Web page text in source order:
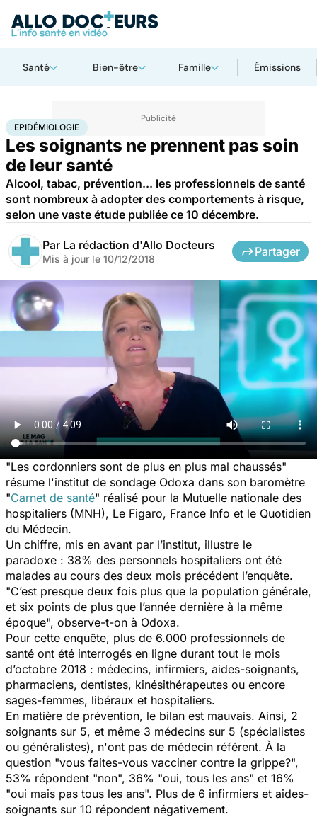
Santé Bien-être Famille Émissions
AccueilSantéEpidémiologie
EPIDÉMIOLOGIE
Les soignants ne prennent pas soin
de leur santé
Alcool, tabac, prévention... les professionnels de santé
sont nombreux à adopter des comportements à risque,
selon une vaste étude publiée ce 10 décembre.
Par La rédaction d'Allo Docteurs
Mis à jour le 10/12/2018
Partager
"Les cordonniers sont de plus en plus mal chaussés"
résume l'institut de sondage Odoxa dans son baromètre
"Carnet de santé" réalisé pour la Mutuelle nationale des
hospitaliers (MNH), Le Figaro, France Info et le Quotidien
du Médecin.
Un chiffre, mis en avant par l’institut, illustre le
paradoxe : 38% des personnels hospitaliers ont été
malades au cours des deux mois précédent l’enquête.
"C’est presque deux fois plus que la population générale,
et six points de plus que l’année dernière à la même
époque", observe-t-on à Odoxa.
Pour cette enquête, plus de 6.000 professionnels de
santé ont été interrogés en ligne durant tout le mois
d’octobre 2018 : médecins, infirmiers, aides-soignants,
pharmaciens, dentistes, kinésithérapeutes ou encore
sages-femmes, libéraux et hospitaliers.
En matière de prévention, le bilan est mauvais. Ainsi, 2
soignants sur 5, et même 3 médecins sur 5 (spécialistes
ou généralistes), n'ont pas de médecin référent. À la
question "vous faites-vous vacciner contre la grippe?",
53% répondent "non", 36% "oui, tous les ans" et 16%
"oui mais pas tous les ans". Plus de 6 infirmiers et aides-
soignants sur 10 répondent négativement.